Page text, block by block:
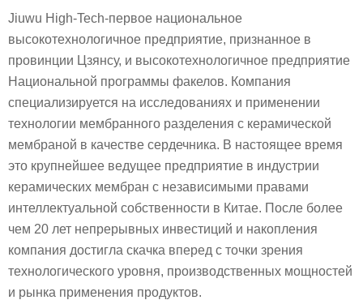
Jiuwu High-Tech-первое национальное
высокотехнологичное предприятие, признанное в
провинции Цзянсу, и высокотехнологичное предприятие
Национальной программы факелов. Компания
специализируется на исследованиях и применении
технологии мембранного разделения с керамической
мембраной в качестве сердечника. В настоящее время
это крупнейшее ведущее предприятие в индустрии
керамических мембран с независимыми правами
интеллектуальной собственности в Китае. После более
чем 20 лет непрерывных инвестиций и накопления
компания достигла скачка вперед с точки зрения
технологического уровня, производственных мощностей
и рынка применения продуктов.